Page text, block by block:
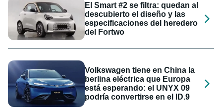
El Smart #2 se filtra: quedan al
descubierto el diseño y las
especificaciones del heredero
del Fortwo
Volkswagen tiene en China la
berlina eléctrica que Europa
está esperando: el UNYX 09
podría convertirse en el ID.9